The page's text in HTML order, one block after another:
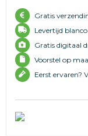
Gratis
Levertijd
Gratis digitaal
Voorstel op
Eerst ervaren?